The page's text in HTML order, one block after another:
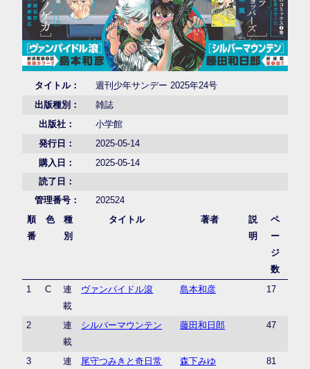
タイトル：
週刊少年サンデー 2025年24号
出版種別：
雑誌
出版社：
小学館
発行日：
2025-05-14
購入日：
2025-05-14
読了日：
管理番号：
202524
順
番
色
種
別
タイトル 著者
説
明
ペ
ー
ジ
数
1
C
連
載
ヴァンパイドル滾 島本和彦 17
2
連
載
シルバーマウンテン 藤田和日郎 47
3
連
尾守つみきと奇日常 森下みゆ 81